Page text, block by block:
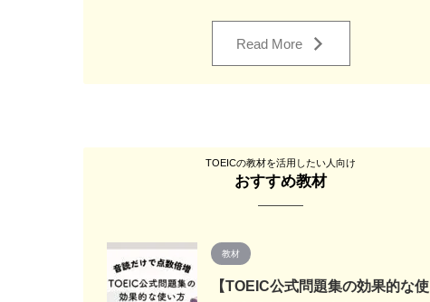
Read More
TOEICの教材を活用したい人向け
おすすめ教材
教材
【TOEIC公式問題集の効果的な使